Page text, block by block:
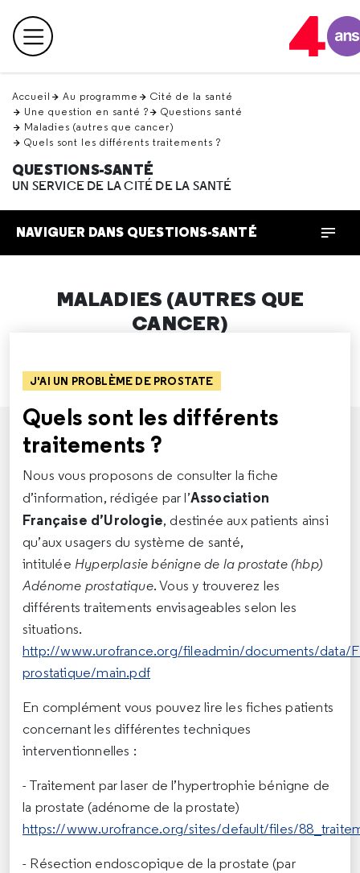
en
haut Menu principal
Accueil Au programme
Cité de la santé
Une question en santé ?
Questions santé
Maladies (autres que cancer)
Quels sont les différents traitements ?
QUESTIONS-SANTÉ
UN SERVICE DE LA CITÉ DE LA SANTÉ
NAVIGUER DANS QUESTIONS-SANTÉ
MALADIES (AUTRES QUE
CANCER)
J'AI UN PROBLÈME DE PROSTATE
Quels sont les différents
traitements ?
Nous vous proposons de consulter la fiche
d’information, rédigée par l’Association
Française d’Urologie, destinée aux patients ainsi
qu’aux usagers du système de santé,
intitulée Hyperplasie bénigne de la prostate (hbp)
Adénome prostatique. Vous y trouverez les
différents traitements envisageables selon les
situations.
http://www.urofrance.org/fileadmin/documents/data/
prostatique/main.pdf
En complément vous pouvez lire les fiches patients
concernant les différentes techniques
interventionnelles :
- Traitement par laser de l’hypertrophie bénigne de
la prostate (adénome de la prostate)
https://www.urofrance.org/sites/default/files/
- Résection endoscopique de la prostate (par